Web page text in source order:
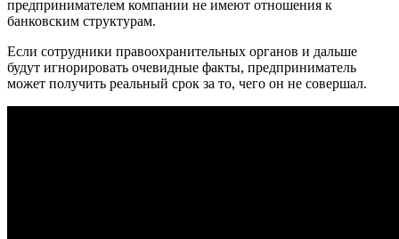
предпринимателем компании не имеют отношения к
банковским структурам.
Если сотрудники правоохранительных органов и дальше
будут игнорировать очевидные факты, предприниматель
может получить реальный срок за то, чего он не совершал.